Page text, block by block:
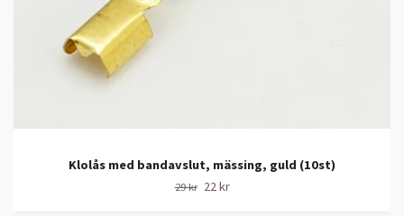
Klolås med bandavslut, mässing, guld (10st)
29 kr 22 kr